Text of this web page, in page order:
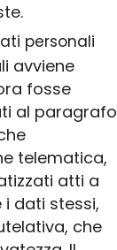
personali
avviene
fosse
al paragrafo
telematica,
atti a
dati stessi,
che